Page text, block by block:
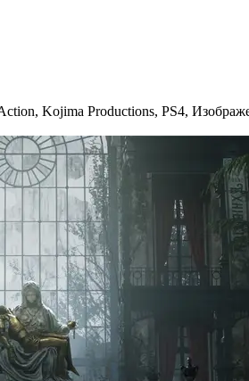
, Kojima Productions, PS4,